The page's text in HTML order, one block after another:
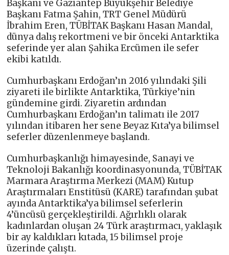
Başkanı ve Gaziantep Büyükşehir Belediye
Başkanı Fatma Şahin, TRT Genel Müdürü
İbrahim Eren, TÜBİTAK Başkanı Hasan Mandal,
dünya dalış rekortmeni ve bir önceki Antarktika
seferinde yer alan Şahika Ercümen ile sefer
ekibi katıldı.
Cumhurbaşkanı Erdoğan’ın 2016 yılındaki Şili
ziyareti ile birlikte Antarktika, Türkiye’nin
gündemine girdi. Ziyaretin ardından
Cumhurbaşkanı Erdoğan’ın talimatı ile 2017
yılından itibaren her sene Beyaz Kıta’ya bilimsel
seferler düzenlenmeye başlandı.
Cumhurbaşkanlığı himayesinde, Sanayi ve
Teknoloji Bakanlığı koordinasyonunda, TÜBİTAK
Marmara Araştırma Merkezi (MAM) Kutup
Araştırmaları Enstitüsü (KARE) tarafından şubat
ayında Antarktika’ya bilimsel seferlerin
4’üncüsü gerçekleştirildi. Ağırlıklı olarak
kadınlardan oluşan 24 Türk araştırmacı, yaklaşık
bir ay kaldıkları kıtada, 15 bilimsel proje
üzerinde çalıştı.